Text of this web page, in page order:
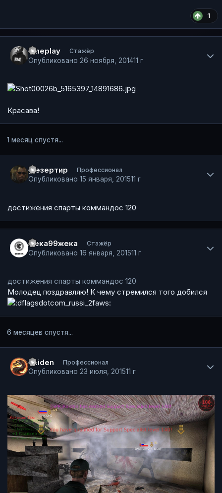
1
timeplay Стажёр
Опубликовано 26 ноября, 201411 г
Красава!
1 месяц спустя...
Дезертир Профессионал
Опубликовано 15 января, 201511 г
достижения спарты коммандос 120
жека99жека Стажёр
Опубликовано 16 января, 201511 г
достижения спарты коммандос 120
Молодец поздравляю! К чему стремился того добился
6 месяцев спустя...
Raiden Профессионал
Опубликовано 23 июля, 201511 г